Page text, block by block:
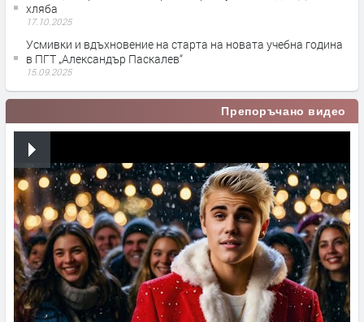
хляба
17.10.2025
Усмивки и вдъхновение на старта на новата учебна година
в ПГТ „Александър Паскалев“
15.09.2025
Препоръчано видео